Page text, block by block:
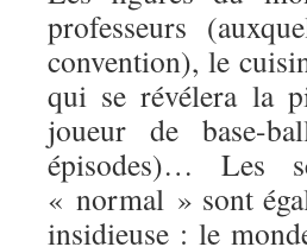
professeurs
convention), le
qui se révélera la
joueur de base-
épisodes)… Les
« normal » sont
insidieuse : le